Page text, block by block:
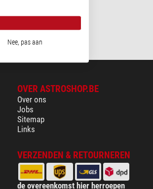
OVER ASTROSHOP.BE
Over ons
Jobs
Sitemap
Links
VERZENDEN & RETOURNEREN
de overeenkomst hier herroepen
Nee, pas aan